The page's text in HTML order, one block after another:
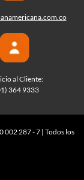
al Cliente:
364 9333
287 - 7 | Todos los